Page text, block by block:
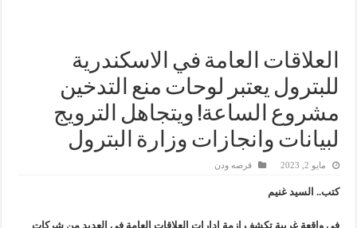
العلاقات العامة في الاسكندرية
للبترول يعتبر لوحات منع التدخين
مشروع الساعة! ويتجاهل الترويج
لبيانات وانجازات وزارة البترول
مايو 2, 2023 قرصه ودن
كتب.. السيد غنيم
في واقعة غريبة تكشف ازمة ادارات العلاقات العامة في العديد من شركات